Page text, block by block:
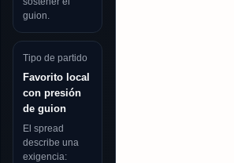
guion.
Tipo de partido
Favorito local
con presión
de guion
El spread
describe una
exigencia: